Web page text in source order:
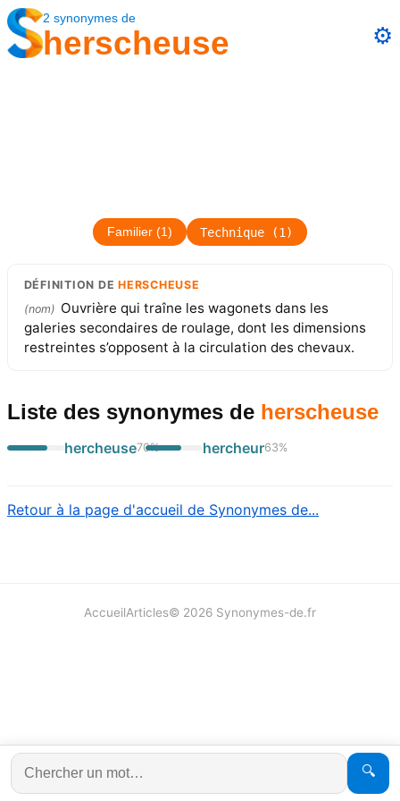
2 synonymes de
herscheuse ⚙️
Familier(1) Technique (1 )
DÉFINITION DEHERSCHEUSE
(nom) Ouvrière qui traîne les wagonets dans les
galeries secondaires de roulage, dont les dimensions
restreintes s’opposent à la circulation des chevaux.
Liste des synonymes de herscheuse
hercheuse70% hercheur63%
Retour à la page d'accueil de Synonymes de...
🔍
AccueilArticles© 2026 Synonymes-de.fr